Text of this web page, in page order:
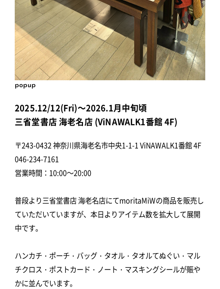
popup
2025.12/12(Fri)～2026.1月中旬頃
三省堂書店 海老名店 (ViNAWALK1番館 4F)
〒243-0432 神奈川県海老名市中央1-1-1 ViNAWALK1番館 4F
046-234-7161
営業時間：10:00～20:00
普段より三省堂書店 海老名店にてmoritaMiWの商品を販売し
ていただいていますが、本日よりアイテム数を拡大して展開
中です。
ハンカチ・ポーチ・バッグ・タオル・タオルてぬぐい・マル
チクロス・ポストカード・ノート・マスキングシールが賑や
かに並んでいます。